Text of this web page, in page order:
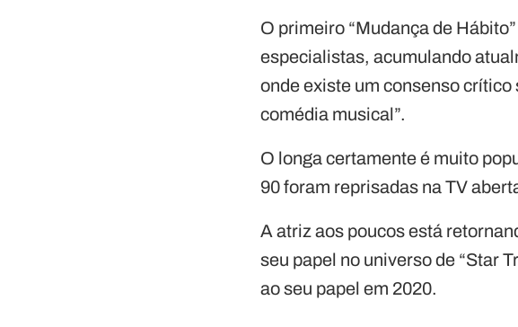
O primeiro “Mudança de
especialistas, acumulando
onde existe um consenso
comédia musical”.
O longa certamente é muito
90 foram reprisadas na TV
A atriz aos poucos está
seu papel no universo de “Star
ao seu papel em 2020.